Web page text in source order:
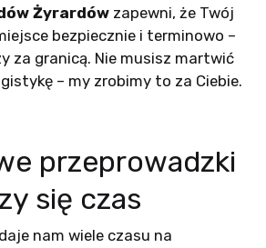
Żyrardówzapewni, że Twój
bezpiecznie i terminowo –
za granicą. Nie musisz martwić
– my zrobimy to za Ciebie.
przeprowadzki
się czas
nam wiele czasu na